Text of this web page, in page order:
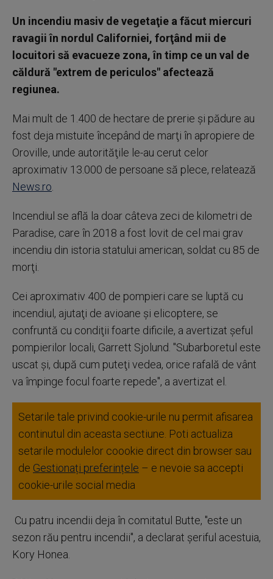
Un incendiu masiv de vegetaţie a făcut miercuri
ravagii în nordul Californiei, forţând mii de
locuitori să evacueze zona, în timp ce un val de
căldură "extrem de periculos" afectează
regiunea.
Mai mult de 1.400 de hectare de prerie şi pădure au
fost deja mistuite începând de marţi în apropiere de
Oroville, unde autorităţile le-au cerut celor
aproximativ 13.000 de persoane să plece, relatează
News.ro
Incendiul se află la doar câteva zeci de kilometri de
Paradise, care în 2018 a fost lovit de cel mai grav
incendiu din istoria statului american, soldat cu 85 de
morţi.
Cei aproximativ 400 de pompieri care se luptă cu
incendiul, ajutaţi de avioane şi elicoptere, se
confruntă cu condiţii foarte dificile, a avertizat şeful
pompierilor locali, Garrett Sjolund. "Subarboretul este
uscat şi, după cum puteţi vedea, orice rafală de vânt
va împinge focul foarte repede", a avertizat el.
Setarile tale privind cookie-urile nu permit afisarea
continutul din aceasta sectiune. Poti actualiza
setarile modulelor coookie direct din browser sau
de Gestionați preferințele – e nevoie sa accepti
cookie-urile social media
Cu patru incendii deja în comitatul Butte, "este un
sezon rău pentru incendii", a declarat şeriful acestuia,
Kory Honea.